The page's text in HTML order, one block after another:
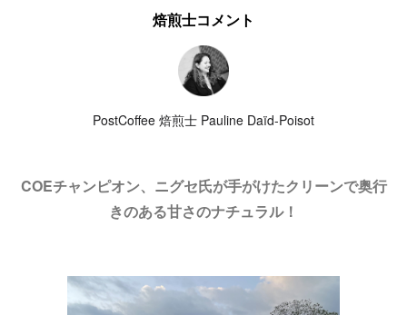
焙煎士コメント
PostCoffee 焙煎士 Pauline Daïd-Poisot
COEチャンピオン、ニグセ氏が手がけたクリーンで奥行
きのある甘さのナチュラル！